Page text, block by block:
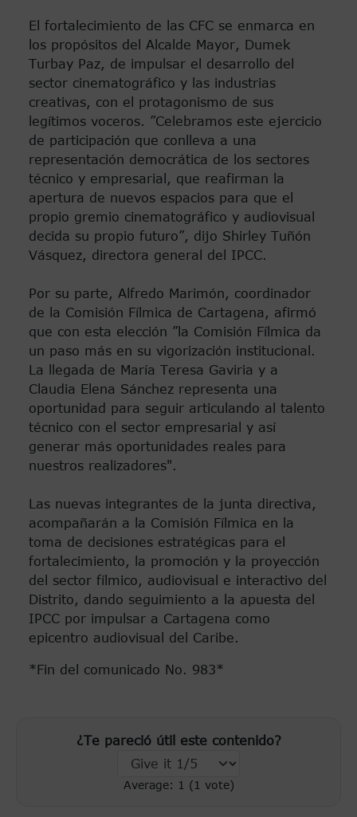
El fortalecimiento de las CFC se enmarca en
los propósitos del Alcalde Mayor, Dumek
Turbay Paz, de impulsar el desarrollo del
sector cinematográfico y las industrias
creativas, con el protagonismo de sus
legítimos voceros. ”Celebramos este ejercicio
de participación que conlleva a una
representación democrática de los sectores
técnico y empresarial, que reafirman la
apertura de nuevos espacios para que el
propio gremio cinematográfico y audiovisual
decida su propio futuro”, dijo Shirley Tuñón
Vásquez, directora general del IPCC.
Por su parte, Alfredo Marimón, coordinador
de la Comisión Fílmica de Cartagena, afirmó
que con esta elección ”la Comisión Fílmica da
un paso más en su vigorización institucional.
La llegada de María Teresa Gaviria y a
Claudia Elena Sánchez representa una
oportunidad para seguir articulando al talento
técnico con el sector empresarial y así
generar más oportunidades reales para
nuestros realizadores".
Las nuevas integrantes de la junta directiva,
acompañarán a la Comisión Fílmica en la
toma de decisiones estratégicas para el
fortalecimiento, la promoción y la proyección
del sector fílmico, audiovisual e interactivo del
Distrito, dando seguimiento a la apuesta del
IPCC por impulsar a Cartagena como
epicentro audiovisual del Caribe.
*Fin del comunicado No. 983*
¿Te pareció útil este contenido?
Average: 1 (1 vote)